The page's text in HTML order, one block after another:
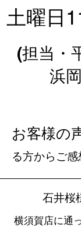
土曜日
(担当・
浜
お客様の
る方からご
石井
横須賀店に通